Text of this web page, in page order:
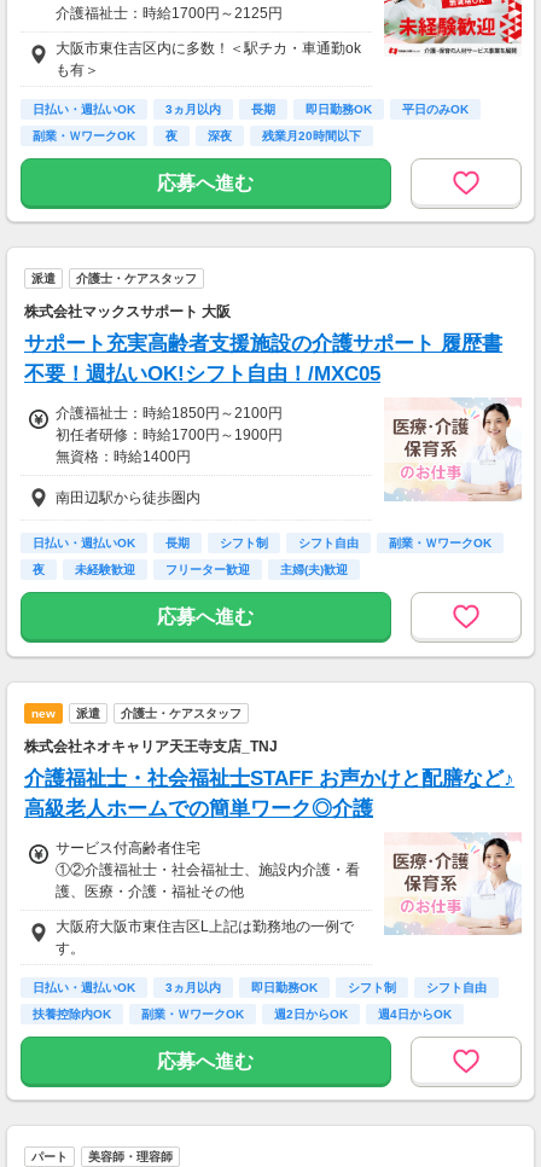
介護福祉士：時給1700円～2125円
初任者以上：時給1500円～1875円
無資格の方：時給1400円～1750円
◆月24万以上
月収：246400円（時給1400円×8h×22日)
大阪市東住吉区内に多数！＜駅チカ・車通勤ok
も有＞
日払い・週払いOK 3ヵ月以内 長期 即日勤務OK
平日のみOK
副業・ＷワークOK
夜 深夜 残業月20時間以下
応募へ進む
派遣 介護士・ケアスタッフ
株式会社マックスサポート 大阪
サポート充実高齢者支援施設の介護サポート 履歴書
不要！週払いOK!シフト自由！/MXC05
介護福祉士：時給1850円～2100円
初任者研修：時給1700円～1900円
無資格：時給1400円
※資格・経験によって変動あり
経験・資格がなくても安心
サポート体制万全です！
◆交通費全額支給（規定）
◆社会保険完備
南田辺駅から徒歩圏内
日払い・週払いOK 長期 シフト制 シフト自由
副業・ＷワークOK
夜
未経験歓迎 フリーター歓迎 主婦(夫)歓迎
応募へ進む
new 派遣 介護士・ケアスタッフ
株式会社ネオキャリア天王寺支店_TNJ
介護福祉士・社会福祉士STAFF お声かけと配膳など♪
高級老人ホームでの簡単ワーク◎介護
サービス付高齢者住宅
①②介護福祉士・社会福祉士、施設内介護・看
護、医療・介護・福祉その他
①時給1,500円～1,650円、②時給1,550円～1,6
50円
【経験・お持ちの資格によって異なります】
■未経験の方（無資格）：時給1500円～
■未経験の方（有資格）：時給1550円～
■経験者（無資格）：時給1550円～
■経験者（有資格）：時給1550円～
■介護福祉士：時給1650円
大阪府大阪市東住吉区L上記は勤務地の一例で
す。
日払い・週払いOK 3ヵ月以内 即日勤務OK シフト制
シフト自由
扶養控除内OK
副業・ＷワークOK 週2日からOK 週4日からOK
応募へ進む
パート 美容師・理容師